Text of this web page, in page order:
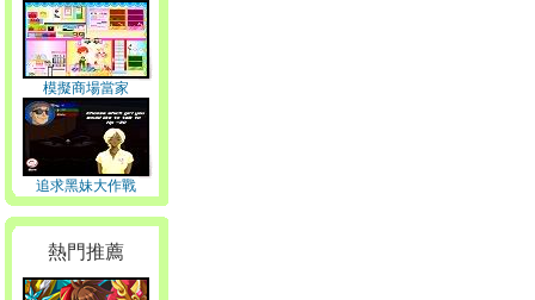
模擬商場當家
追求黑妹大作戰
熱門推薦